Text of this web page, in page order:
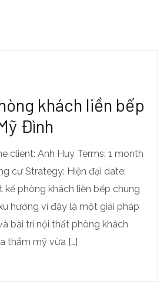
khách liền bếp
Đình
client: Anh Huy Terms: 1 month
cư Strategy: Hiện đại date:
phòng khách liền bếp chung
hướng vì đây là một giải pháp
bài trí nội thất phòng khách
thẩm mỹ vừa […]